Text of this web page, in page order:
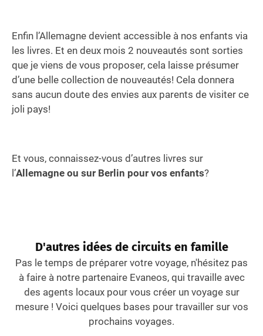
Enfin l’Allemagne devient accessible à nos enfants via
les livres. Et en deux mois 2 nouveautés sont sorties
que je viens de vous proposer, cela laisse présumer
d’une belle collection de nouveautés! Cela donnera
sans aucun doute des envies aux parents de visiter ce
joli pays!
Et vous, connaissez-vous d’autres livres sur
l’Allemagne ou sur Berlin pour vos enfants?
D'autres idées de circuits en famille
Pas le temps de préparer votre voyage, n'hésitez pas
à faire à notre partenaire Evaneos, qui travaille avec
des agents locaux pour vous créer un voyage sur
mesure ! Voici quelques bases pour travailler sur vos
prochains voyages.